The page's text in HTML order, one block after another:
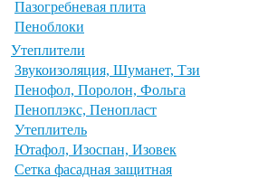
Пазогребневая плита
Пеноблоки
Утеплители
Звукоизоляция, Шуманет, Тзи
Пенофол, Поролон, Фольга
Пеноплэкс, Пенопласт
Утеплитель
Ютафол, Изоспан, Изовек
Сетка фасадная защитная